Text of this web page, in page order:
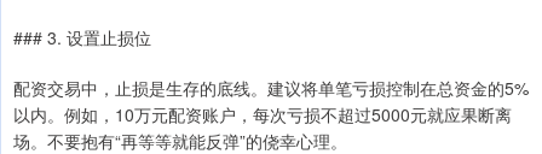
### 3. 设置止损位
配资交易中，止损是生存的底线。建议将单笔亏损控制在总资金的5%
以内。例如，10万元配资账户，每次亏损不超过5000元就应果断离
场。不要抱有“再等等就能反弹”的侥幸心理。